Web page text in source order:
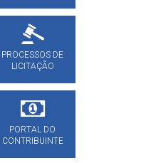
PROCESSOS DE
LICITAÇÃO
PORTAL DO
CONTRIBUINTE